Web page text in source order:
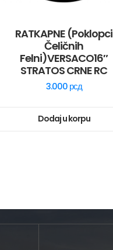
RATKAPNE (poklopci
Čeličnih
Felni)VERSACO16″
STRATOS CRNE RC
3.000 рсд
Dodaj u korpu